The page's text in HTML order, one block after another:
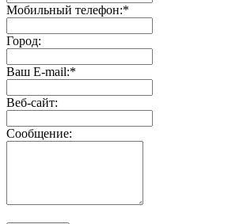
Мобильный телефон:*
Город:
Ваш E-mail:*
Веб-сайт:
Сообщение: